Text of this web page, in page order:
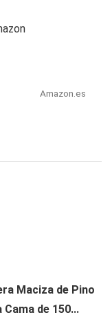
Amazon.es
Maciza de Pino
de 150...